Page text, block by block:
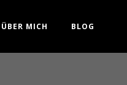
ÜBER MICH BLOG